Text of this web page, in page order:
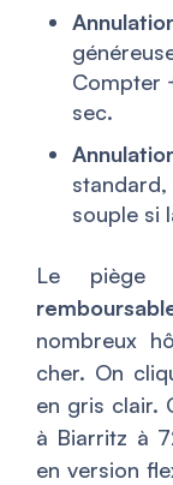
Compter
sec.
standard,
souple si
Le
nombreux
cher. On
en gris clair.
à Biarritz à
en version